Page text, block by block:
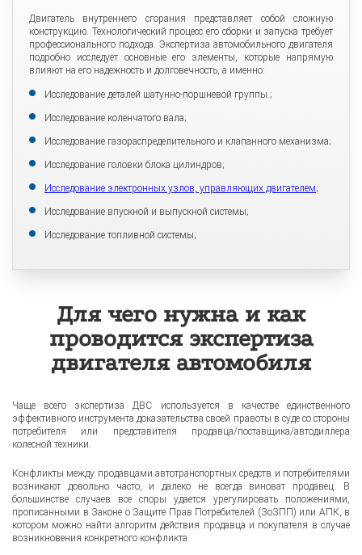
Двигатель внутреннего сгорания представляет собой сложную
конструкцию. Технологический процесс его сборки и запуска требует
профессионального подхода. Экспертиза автомобильного двигателя
подробно исследует основные его элементы, которые напрямую
влияют на его надежность и долговечность, а именно:
Исследование деталей шатунно-поршневой группы.;
Исследование коленчатого вала;
Исследование газораспределительного и клапанного механизма;
Исследование головки блока цилиндров;
Исследование электронных узлов, управляющих двигателем;
Исследование впускной и выпускной системы;
Исследование топливной системы;
Для чего нужна и как
проводится экспертиза
двигателя автомобиля
Чаще всего экспертиза ДВС используется в качестве единственного
эффективного инструмента доказательства своей правоты в суде со стороны
потребителя или представителя продавца/поставщика/автодиллера
колесной техники.
Конфликты между продавцами автотранспортных средств и потребителями
возникают довольно часто, и далеко не всегда виноват продавец. В
большинстве случаев все споры удается урегулировать положениями,
прописанными в Законе о Защите Прав Потребителей (ЗоЗПП) или АПК, в
котором можно найти алгоритм действия продавца и покупателя в случае
возникновения конкретного конфликта.